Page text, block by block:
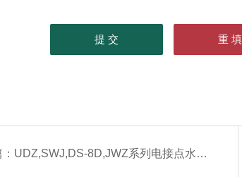
UDZ,SWJ,DS-8D,JWZ系列电接点水位计二次表（生产厂家）